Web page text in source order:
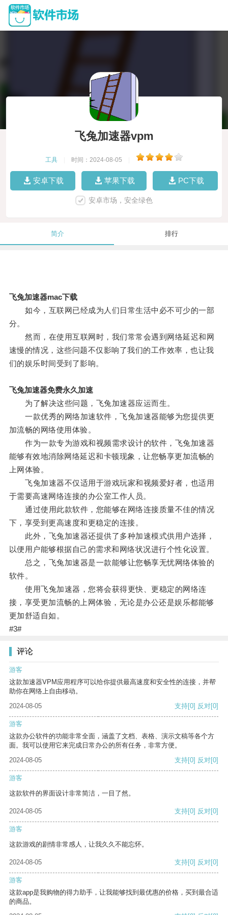
飞兔加速器vpm
工具 时间：2024-08-05
安卓下载 苹果下载 PC下载
安卓市场，安全绿色
简介 排行
飞兔加速器mac下载
如今，互联网已经成为人们日常生活中必不可少的一部
分。
然而，在使用互联网时，我们常常会遇到网络延迟和网
速慢的情况，这些问题不仅影响了我们的工作效率，也让我
们的娱乐时间受到了影响。
飞兔加速器免费永久加速
为了解决这些问题，飞兔加速器应运而生。
一款优秀的网络加速软件，飞兔加速器能够为您提供更
加流畅的网络使用体验。
作为一款专为游戏和视频需求设计的软件，飞兔加速器
能够有效地消除网络延迟和卡顿现象，让您畅享更加流畅的
上网体验。
飞兔加速器不仅适用于游戏玩家和视频爱好者，也适用
于需要高速网络连接的办公室工作人员。
通过使用此款软件，您能够在网络连接质量不佳的情况
下，享受到更高速度和更稳定的连接。
此外，飞兔加速器还提供了多种加速模式供用户选择，
以便用户能够根据自己的需求和网络状况进行个性化设置。
总之，飞兔加速器是一款能够让您畅享无忧网络体验的
软件。
使用飞兔加速器，您将会获得更快、更稳定的网络连
接，享受更加流畅的上网体验，无论是办公还是娱乐都能够
更加舒适自如。
#3#
评论
游客
这款加速器VPM应用程序可以给你提供最高速度和安全性的连接，并帮
助你在网络上自由移动。
2024-08-05
支持[0] 反对[0]
游客
这款办公软件的功能非常全面，涵盖了文档、表格、演示文稿等各个方
面。我可以使用它来完成日常办公的所有任务，非常方便。
2024-08-05
支持[0] 反对[0]
游客
这款软件的界面设计非常简洁，一目了然。
2024-08-05 支持[0] 反对[0]
游客
这款游戏的剧情非常感人，让我久久不能忘怀。
2024-08-05 支持[0] 反对[0]
游客
这款app是我购物的得力助手，让我能够找到最优惠的价格，买到最合适
的商品。